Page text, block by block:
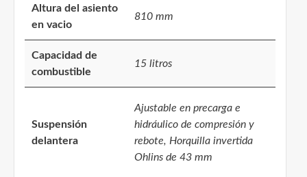
Altura del asiento
en vacio
810 mm
Capacidad de
combustible
15 litros
Suspensión
delantera
Ajustable en precarga e
hidráulico de compresión y
rebote, Horquilla invertida
Ohlins de 43 mm